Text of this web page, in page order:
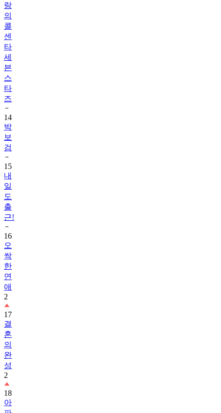
랑
의
콜
센
타
세
븐
스
타
즈
14
박
보
검
15
내
일
도
출
근!
16
오
싹
한
연
애
2
17
결
혼
의
완
성
2
18
아